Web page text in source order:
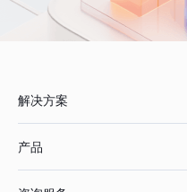
解决方案
产品